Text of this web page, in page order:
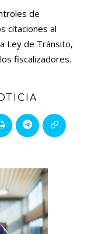
de
citaciones al
Ley de Tránsito,
fiscalizadores.